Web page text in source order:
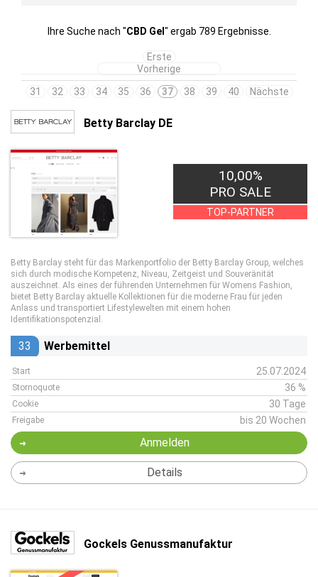
Ihre Suche nach "CBD Gel " ergab 789 Ergebnisse.
Erste
Vorherige
31
32 33 34 35 36 37 38 39 40 Nächste
Betty Barclay DE
10,00%
PRO SALE
TOP-PARTNER
Betty Barclay steht für das Markenportfolio der Betty Barclay Group, welches
sich durch modische Kompetenz, Niveau, Zeitgeist und Souveränität
auszeichnet. Als eines der führenden Unternehmen für Womens Fashion,
bietet Betty Barclay aktuelle Kollektionen für die moderne Frau für jeden
Anlass und transportiert Lifestylewelten mit einem hohen
Identifikationspotenzial.
33 Werbemittel
Start 25.07.2024
Stornoquote 36 %
Cookie 30 Tage
Freigabe bis 20 Wochen
Anmelden
Details
Gockels Genussmanufaktur